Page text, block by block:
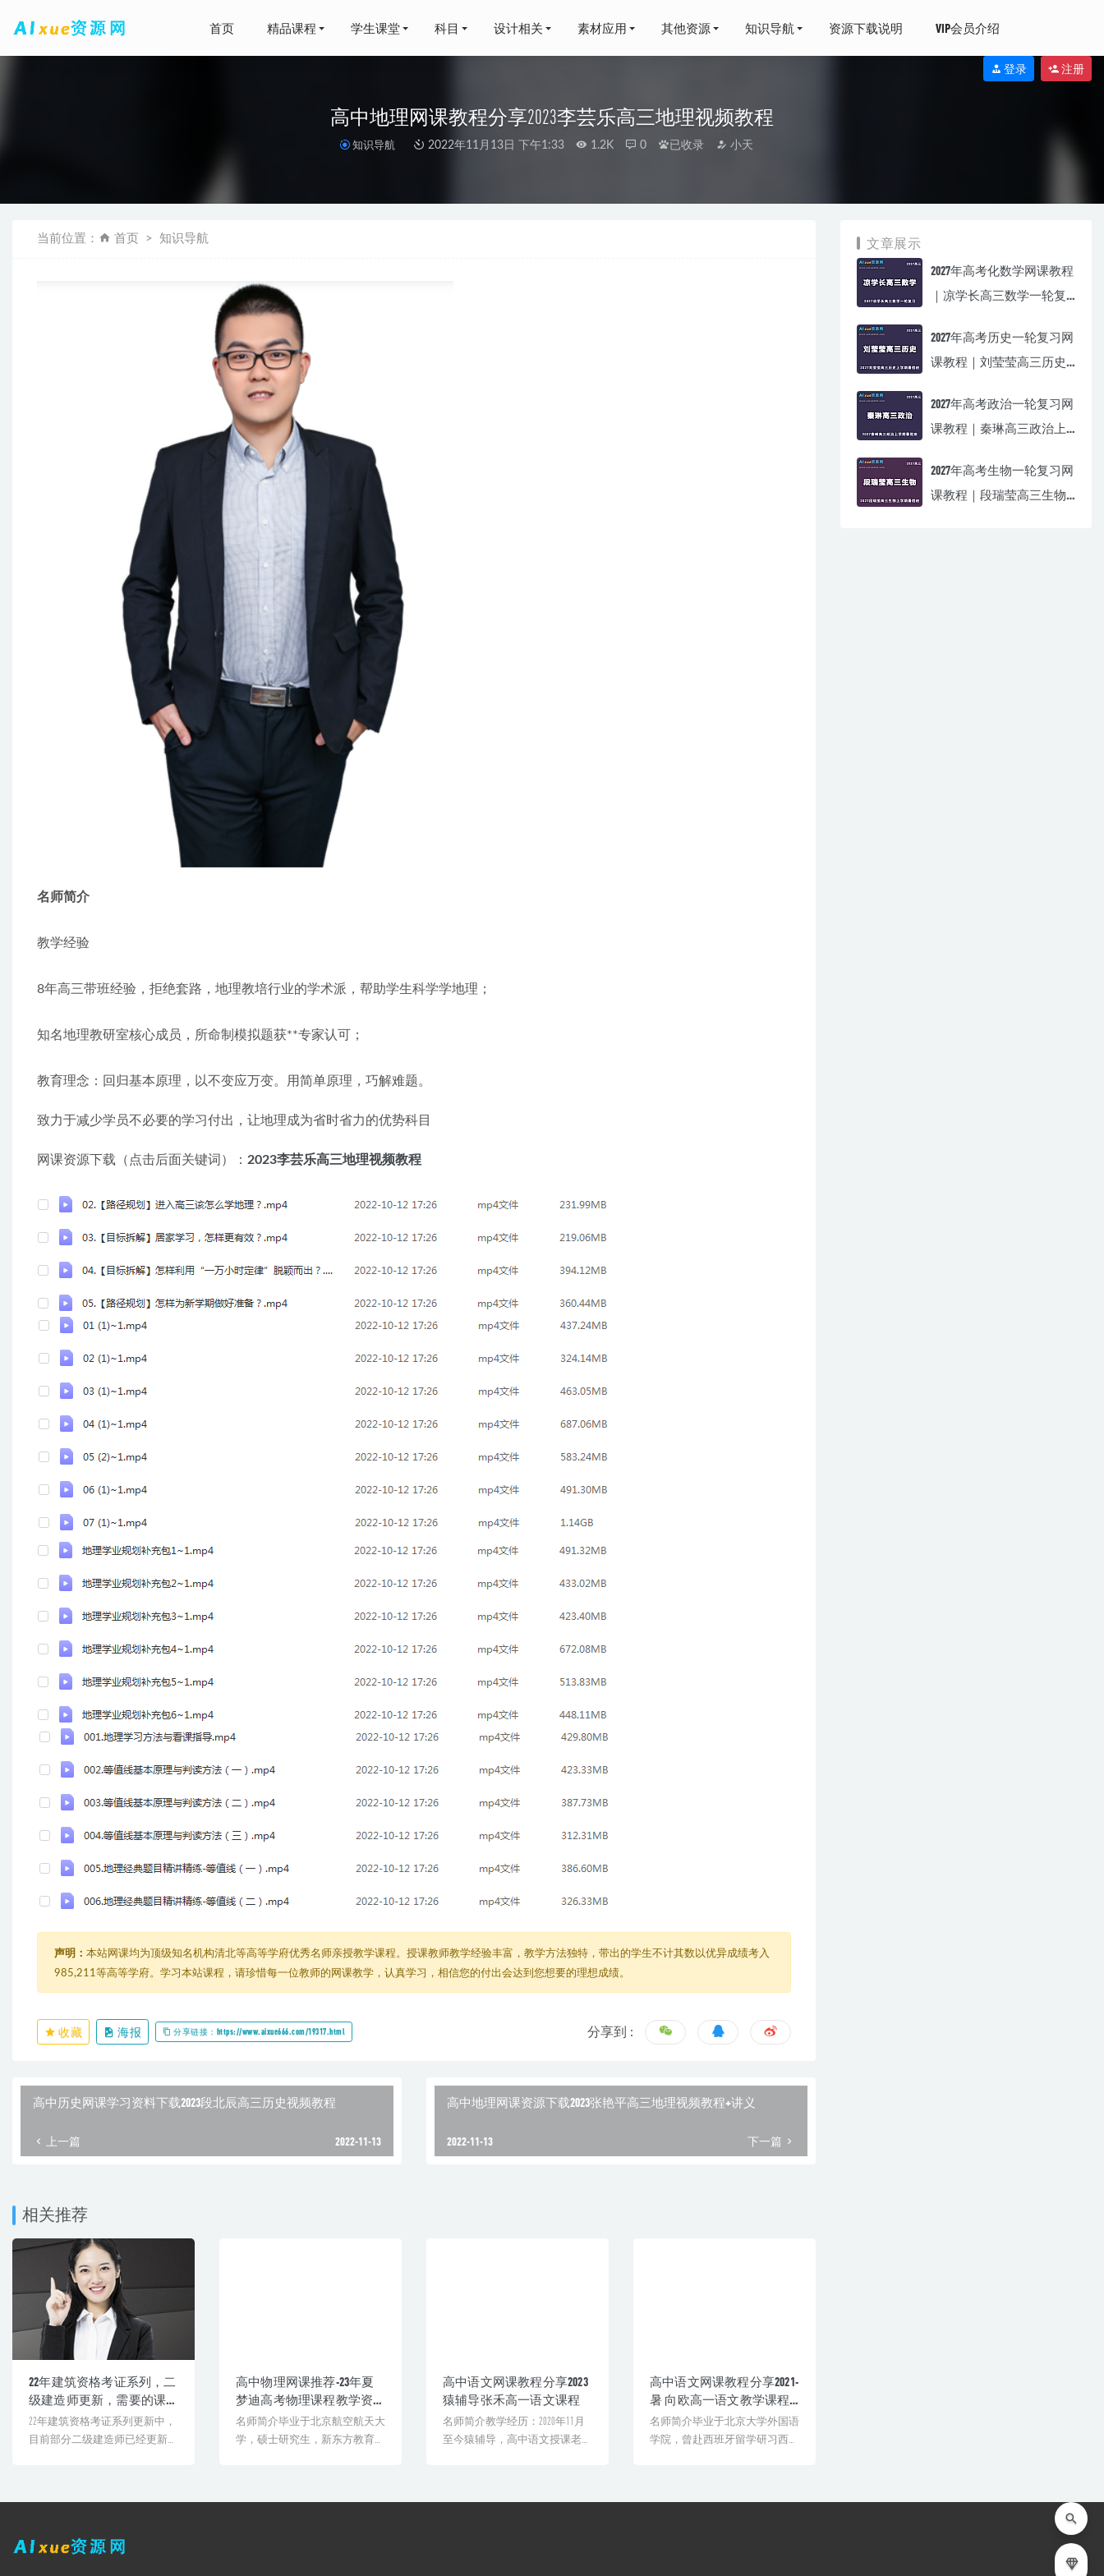
首页 精品课程 学生课堂 科目 设计相关 素材应用 其他资源 知识导航 资源下载说明 VIP会员介绍
登录 注册
高中地理网课教程分享2023李芸乐高三地理视频教程
知识导航 2022年11月13日 下午1:33 1.2K 0 已收录 小天
当前位置： 首页 知识导航
名师简介
教学经验
8年高三带班经验，拒绝套路，地理教培行业的学术派，帮助学生科学学地理；
知名地理教研室核心成员，所命制模拟题获**专家认可；
教育理念：回归基本原理，以不变应万变。用简单原理，巧解难题。
致力于减少学员不必要的学习付出，让地理成为省时省力的优势科目
网课资源下载（点击后面关键词）： 2023李芸乐高三地理视频教程
声明： 本站网课均为顶级知名机构清北等高等学府优秀名师亲授教学课程。授课教师教学经验丰富，教学方法独特，带出的学生不计其数以优异成绩考入
985,211等高等学府。学习本站课程，请珍惜每一位教师的网课教学，认真学习，相信您的付出会达到您想要的理想成绩。
收藏 海报 分享链接：https://www.aixue666.com/19317.html 分享到 :
高中历史网课学习资料下载2023段北辰高三历史视频教程
上一篇 2022-11-13
高中地理网课资源下载2023张艳平高三地理视频教程+讲义
2022-11-13 下一篇
相关推荐
22年建筑资格考证系列，二
级建造师更新，需要的课
程的可以下载了
22年建筑资格考证系列更新中，
目前部分二级建造师已经更新，
高中物理网课推荐-23年夏
梦迪高考物理课程教学资
料
名师简介毕业于北京航空航天大
学，硕士研究生，新东方教育科
高中语文网课教程分享2023
猿辅导张禾高一语文课程
名师简介教学经历：2020年11月
至今猿辅导，高中语文授课老师
高中语文网课教程分享2021-
暑 向欧高一语文教学课程
目标A+
名师简介毕业于北京大学外国语
学院，曾赴西班牙留学研习西方
文章展示
2027年高考化数学网课教程
｜凉学长高三数学一轮复
2027年高考历史一轮复习网
课教程｜刘莹莹高三历史
2027年高考政治一轮复习网
课教程｜秦琳高三政治上
2027年高考生物一轮复习网
课教程｜段瑞莹高三生物
2021-05-14